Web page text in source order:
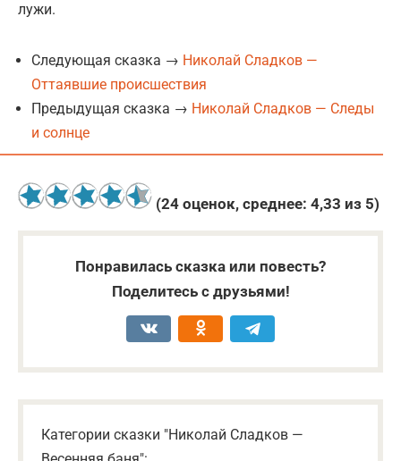
лужи.
Следующая сказка → Николай Сладков —
Оттаявшие происшествия
Предыдущая сказка → Николай Сладков — Следы
и солнце
(24 оценок, среднее: 4,33 из 5)
Понравилась сказка или повесть?
Поделитесь с друзьями!
Категории сказки "Николай Сладков —